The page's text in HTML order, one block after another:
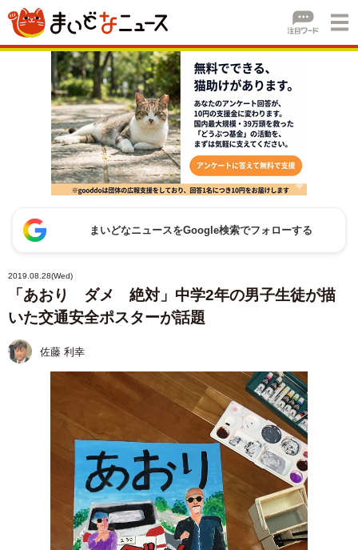
まいどなニュースをGoogle検索でフォローする
2019.08.28(Wed)
「あおり ダメ 絶対」中学2年の男子生徒が描
いた交通安全ポスターが話題
佐藤 利幸